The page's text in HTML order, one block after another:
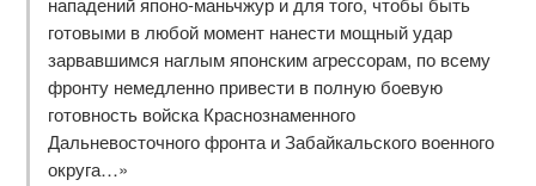
готовыми в любой момент нанести мощный удар
зарвавшимся наглым японским агрессорам, по всему
фронту немедленно привести в полную боевую
готовность войска Краснознаменного
Дальневосточного фронта и Забайкальского военного
округа…»